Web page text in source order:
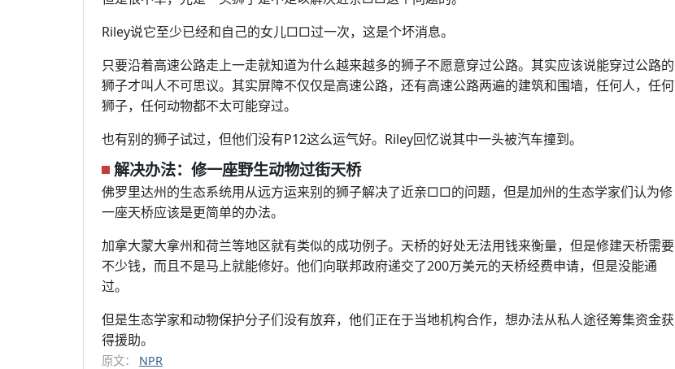
Riley说它至少已经和自己的女儿□□过一次，这是个坏消息。
只要沿着高速公路走上一走就知道为什么越来越多的狮子不愿意穿过公路。其实应该说能穿过公路的
狮子才叫人不可思议。其实屏障不仅仅是高速公路，还有高速公路两遍的建筑和围墙，任何人，任何
狮子，任何动物都不太可能穿过。
也有别的狮子试过，但他们没有P12这么运气好。Riley回忆说其中一头被汽车撞到。
解决办法：修一座野生动物过街天桥
佛罗里达州的生态系统用从远方运来别的狮子解决了近亲□□的问题，但是加州的生态学家们认为修
一座天桥应该是更简单的办法。
加拿大蒙大拿州和荷兰等地区就有类似的成功例子。天桥的好处无法用钱来衡量，但是修建天桥需要
不少钱，而且不是马上就能修好。他们向联邦政府递交了200万美元的天桥经费申请，但是没能通
过。
但是生态学家和动物保护分子们没有放弃，他们正在于当地机构合作，想办法从私人途径筹集资金获
得援助。
原文： NPR